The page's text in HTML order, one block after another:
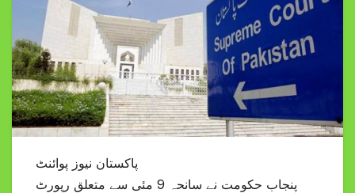
پاکستان نیوز پوائنٹ
پنجاب حکومت نے سانحہ 9 مئی سے متعلق رپورٹ